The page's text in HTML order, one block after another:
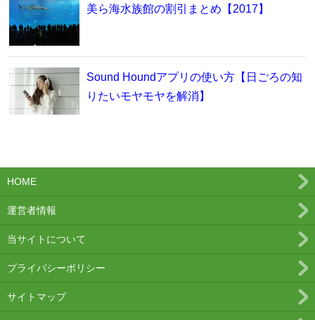
美ら海水族館の割引まとめ【2017】
Sound Houndアプリの使い方【日ごろの知
りたいモヤモヤを解消】
HOME
運営者情報
当サイトについて
プライバシーポリシー
サイトマップ